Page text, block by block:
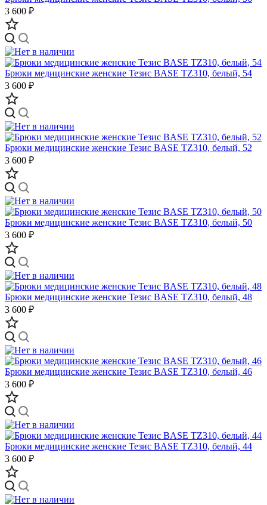
3 600 ₽
Брюки медицинские женские Тезис BASE TZ310, белый, 54
3 600 ₽
Брюки медицинские женские Тезис BASE TZ310, белый, 52
3 600 ₽
Брюки медицинские женские Тезис BASE TZ310, белый, 50
3 600 ₽
Брюки медицинские женские Тезис BASE TZ310, белый, 48
3 600 ₽
Брюки медицинские женские Тезис BASE TZ310, белый, 46
3 600 ₽
Брюки медицинские женские Тезис BASE TZ310, белый, 44
3 600 ₽